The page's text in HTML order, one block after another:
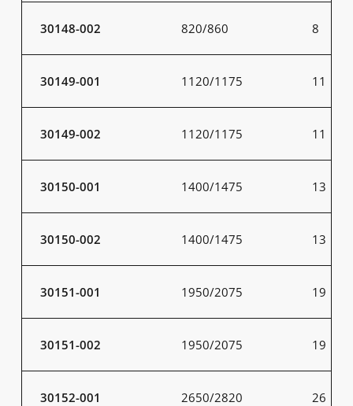
30148-002 820/860 8
30149-001 1120/1175 11
30149-002 1120/1175 11
30150-001 1400/1475 13
30150-002 1400/1475 13
30151-001 1950/2075 19
30151-002 1950/2075 19
30152-001 2650/2820 26